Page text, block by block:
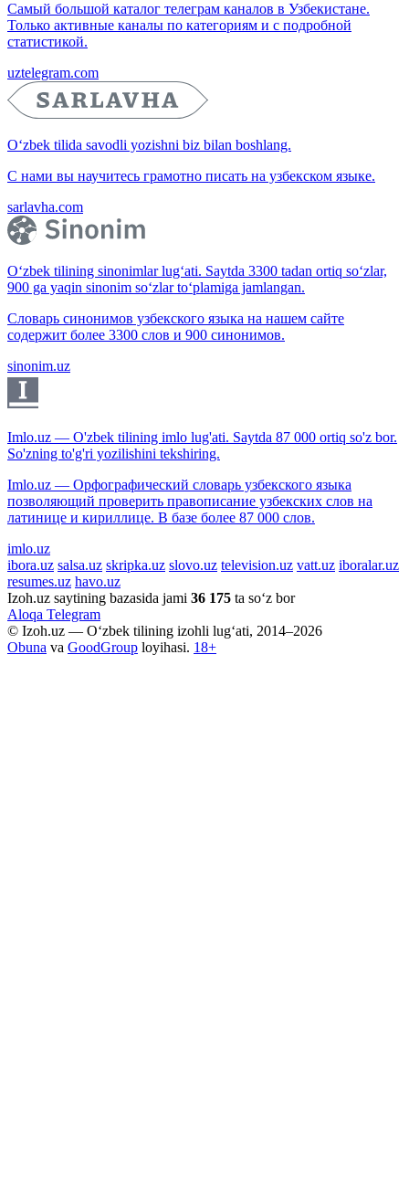
Самый большой каталог телеграм каналов в Узбекистане.
Только активные каналы по категориям и с подробной
статистикой.
uztelegram.com
O‘zbek tilida savodli yozishni biz bilan boshlang.
С нами вы научитесь грамотно писать на узбекском языке.
sarlavha.com
O‘zbek tilining sinonimlar lug‘ati. Saytda 3300 tadan ortiq so‘zlar,
900 ga yaqin sinonim so‘zlar to‘plamiga jamlangan.
Словарь синонимов узбекского языка на нашем сайте
содержит более 3300 слов и 900 синонимов.
sinonim.uz
Imlo.uz — O'zbek tilining imlo lug'ati. Saytda 87 000 ortiq so'z bor.
So'zning to'g'ri yozilishini tekshiring.
Imlo.uz — Орфографический словарь узбекского языка
позволяющий проверить правописание узбекских слов на
латинице и кириллице. В базе более 87 000 слов.
imlo.uz
ibora.uz salsa.uz skripka.uz slovo.uz television.uz vatt.uz iboralar.uz
resumes.uz havo.uz
Izoh.uz saytining bazasida jami 36 175 ta so‘z bor
Aloqa Telegram
© Izoh.uz — O‘zbek tilining izohli lug‘ati, 2014–2026
Obuna va GoodGroup loyihasi. 18+